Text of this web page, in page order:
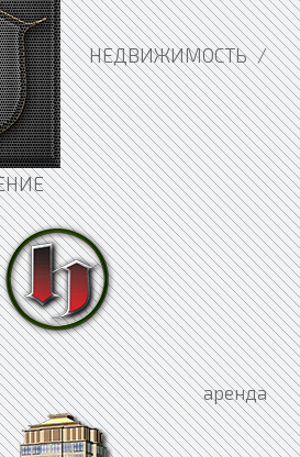
НЕДВИЖИМОСТЬ /
аренда